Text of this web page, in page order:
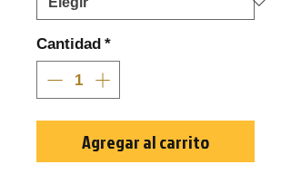
Cantidad *
Agregar al carrito